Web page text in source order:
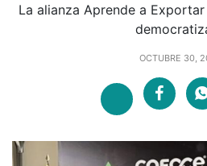
La alianza Aprende a Exportar
OCTUBRE 30,